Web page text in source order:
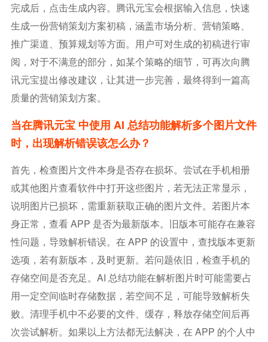
完成后，点击生成内容。腾讯元宝会根据输入信息，快速
生成一份营销策划方案初稿，涵盖市场分析、营销策略、
推广渠道、预算规划等方面。用户可对生成的初稿进行审
阅，对于不满意的部分，如某个策略的细节，可再次向腾
讯元宝提出修改建议，让其进一步完善，最终得到一篇高
质量的营销策划方案。
当在腾讯元宝 中使用 AI 总结功能解析多个图片文件
时，出现解析错误该怎么办？
首先，检查图片文件本身是否存在损坏。尝试在手机相册
或其他图片查看软件中打开这些图片，若无法正常显示，
说明图片已损坏，需重新获取正确的图片文件。若图片本
身正常，查看 APP 是否为最新版本。旧版本可能存在兼容
性问题，导致解析错误。在 APP 的设置中，查找版本更新
选项，若有新版本，及时更新。若问题依旧，检查手机的
存储空间是否充足。AI 总结功能在解析图片时可能需要占
用一定空间临时存储数据，若空间不足，可能导致解析失
败。清理手机中不必要的文件、缓存，释放存储空间后再
次尝试解析。如果以上方法都无法解决，在 APP 的个人中